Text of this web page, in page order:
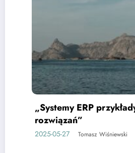
„Systemy ERP przykłady –
rozwiązań”
2025-05-27 Tomasz Wiśniewski